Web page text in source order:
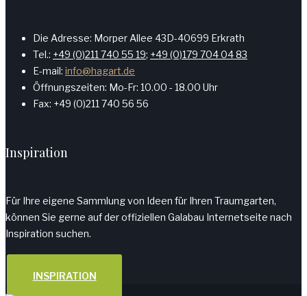
Die Adresse: Morper Allee 43D-40699 Erkrath
Tel.: +49 (0)211 740 55 19; +49 (0)179 704 04 83
E-mail: info@hagart.de
Öffnungszeiten: Mo-Fr: 10.00 - 18.00 Uhr
Fax: +49 (0)211 740 56 56
Inspiration
Für Ihre eigene Sammlung von Ideen für Ihren Traumgarten,
können Sie gerne auf der offiziellen Galabau Internetseite nach
Inspiration suchen.
INSPIRATION